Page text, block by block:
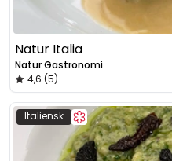
Natur Italia
Natur Gastronomi
4,6 (5)
Italiensk